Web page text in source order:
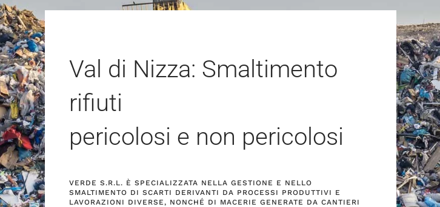
Val di Nizza: Smaltimento
rifiuti
pericolosi e non pericolosi
VERDE S.R.L. È SPECIALIZZATA NELLA GESTIONE E NELLO
SMALTIMENTO DI SCARTI DERIVANTI DA PROCESSI PRODUTTIVI E
LAVORAZIONI DIVERSE, NONCHÉ DI MACERIE GENERATE DA CANTIERI